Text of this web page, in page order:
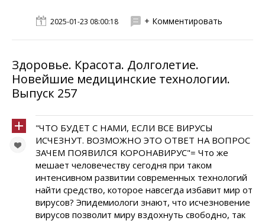
2025-01-23 08:00:18 + Комментировать
Здоровье. Красота. Долголетие.
Новейшие медицинские технологии.
Выпуск 257
"ЧТО БУДЕТ С НАМИ, ЕСЛИ ВСЕ ВИРУСЫ
ИСЧЕЗНУТ. ВОЗМОЖНО ЭТО ОТВЕТ НА ВОПРОС
ЗАЧЕМ ПОЯВИЛСЯ КОРОНАВИРУС"= Что же
мешает человечеству сегодня при таком
интенсивном развитии современных технологий
найти средство, которое навсегда избавит мир от
вирусов? Эпидемиологи знают, что исчезновение
вирусов позволит миру вздохнуть свободно, так